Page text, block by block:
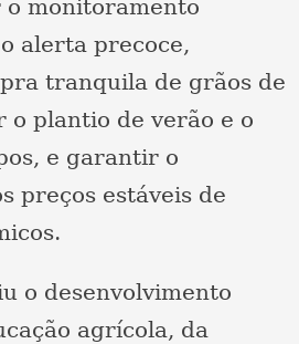
monitoramento
alerta precoce,
tranquila de grãos de
o plantio de verão e o
e garantir o
preços estáveis de
o desenvolvimento
agrícola, da